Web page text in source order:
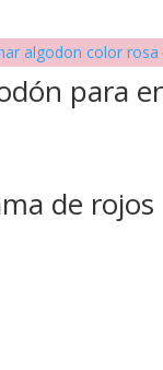
para
de rojos